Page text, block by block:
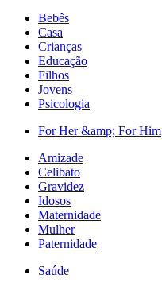
Bebês
Casa
Crianças
Educação
Filhos
Jovens
Psicologia
For Her &amp; For Him
Amizade
Celibato
Gravidez
Idosos
Maternidade
Mulher
Paternidade
Saúde